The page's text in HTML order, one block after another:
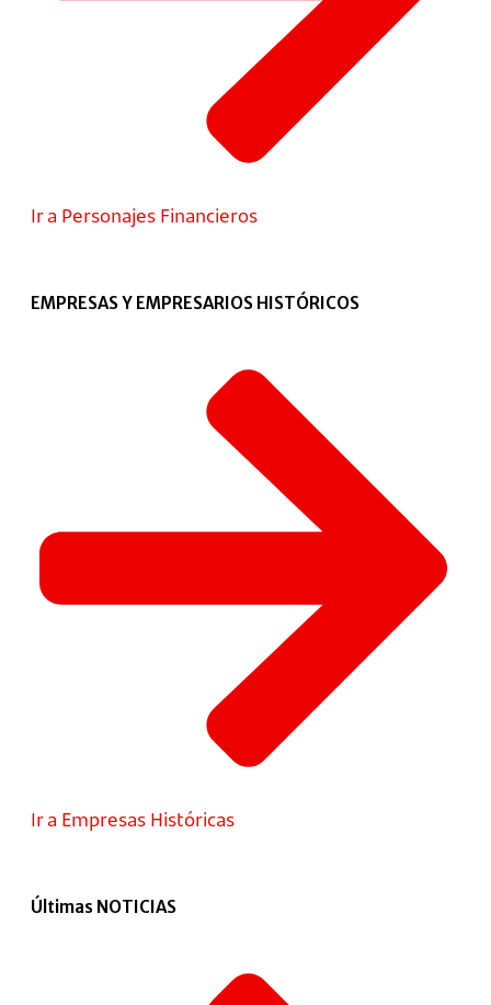
Ir a Personajes Financieros
EMPRESAS Y EMPRESARIOS HISTÓRICOS
Ir a Empresas Históricas
Últimas NOTICIAS